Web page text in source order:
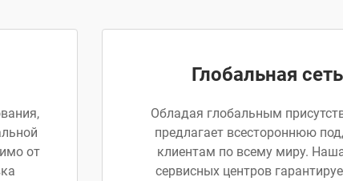
от
Глобальная
Обладая глобальным
предлагает всестороннюю
клиентам по всему миру.
сервисных центров